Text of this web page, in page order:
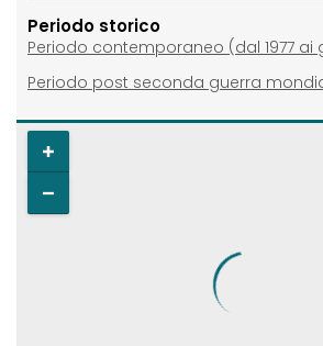
Periodo storico
Periodo contemporaneo (dal 1977 ai
Periodo post seconda guerra